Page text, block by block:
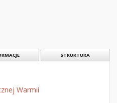
STRUKTURA
Warmii